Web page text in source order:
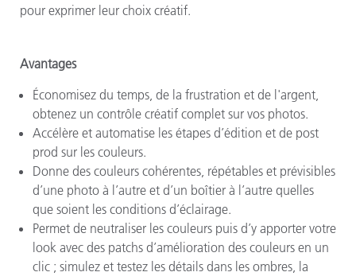
pour exprimer leur choix créatif.
Avantages
Économisez du temps, de la frustration et de l'argent,
obtenez un contrôle créatif complet sur vos photos.
Accélère et automatise les étapes d’édition et de post
prod sur les couleurs.
Donne des couleurs cohérentes, répétables et prévisibles
d’une photo à l’autre et d’un boîtier à l’autre quelles
que soient les conditions d’éclairage.
Permet de neutraliser les couleurs puis d’y apporter votre
look avec des patchs d’amélioration des couleurs en un
clic ; simulez et testez les détails dans les ombres, la